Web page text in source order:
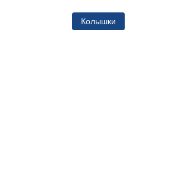
Колышки